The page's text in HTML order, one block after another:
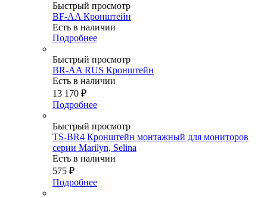
Быстрый просмотр
BF-AA Кронштейн
Есть в наличии
Подробнее
Быстрый просмотр
BR-AA RUS Кронштейн
Есть в наличии
13 170 ₽
Подробнее
Быстрый просмотр
TS-BR4 Кронштейн монтажный для мониторов
серии Marilyn, Selina
Есть в наличии
575 ₽
Подробнее